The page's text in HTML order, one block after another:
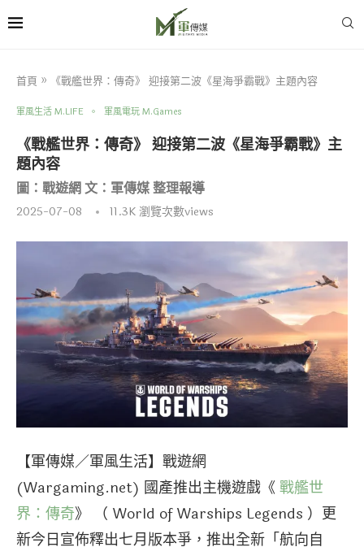
首頁 » 《戰艦世界：傳奇》 迎接第二波《星海爭霸戰》主題內容
軍風生活 M.LIFE 軍風電玩 M.Games
《戰艦世界：傳奇》 迎接第二波《星海爭霸戰》主
題內容
圖：戰遊網 文：軍傳媒 整理報導
2025-07-08 11.3K瀏覽次數views
【軍傳媒／軍風生活】戰遊網
(Wargaming.net) 國產推出主機遊戲《戰艦世
界：傳奇》 （ World of Warships Legends ）更
新今日宣佈釋出七月版本爭，推出全新「航向自